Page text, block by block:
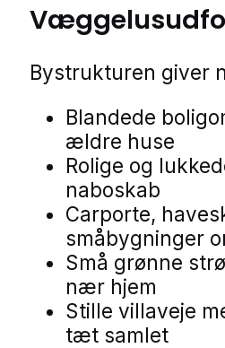
Bystrukturen giver
Blandede
ældre huse
Rolige og
naboskab
Carporte,
småbygninger
Små grønne
nær hjem
Stille villaveje
tæt samlet